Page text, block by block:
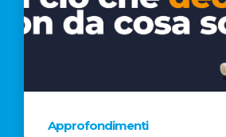
euro
Approfondimenti